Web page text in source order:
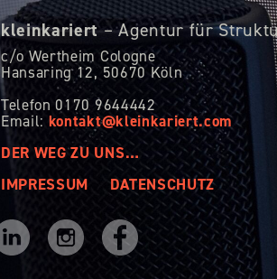
kleinkariert– Agentur für
c/o Wertheim Cologne
Hansaring 12, 50670 Köln
Telefon 0170 9644442
Email: kontakt@kleinkariert.com
DER WEG ZU UNS…
IMPRESSUM
DATENSCHUTZ